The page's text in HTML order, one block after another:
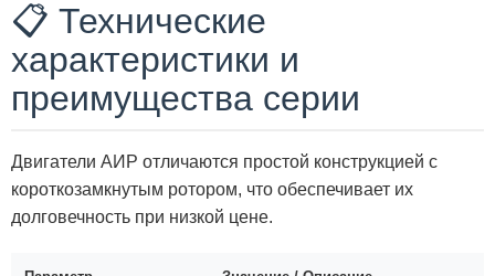
📋 Технические
характеристики и
преимущества серии
Двигатели АИР отличаются простой конструкцией с
короткозамкнутым ротором, что обеспечивает их
долговечность при низкой цене.